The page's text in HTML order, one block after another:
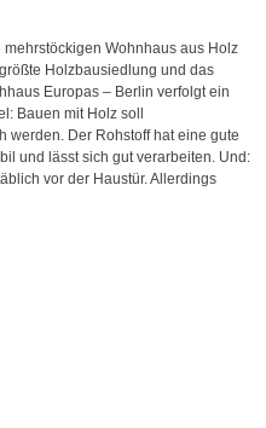
mehrstöckigen Wohnhaus aus Holz
Holzbausiedlung und das
Europas – Berlin verfolgt ein
Bauen mit Holz soll
werden. Der Rohstoff hat eine gute
und lässt sich gut verarbeiten. Und:
vor der Haustür. Allerdings